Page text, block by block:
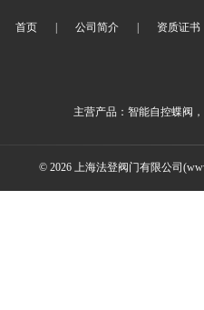
首页 公司简介 资质证书
主营产品：智能自控蝶阀
© 2026 上海法登阀门有限公司